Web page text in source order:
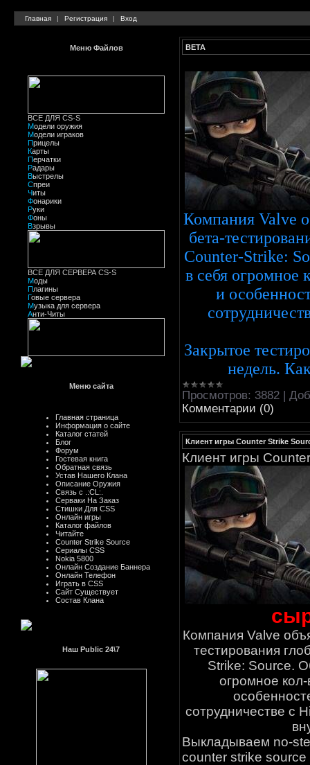
Главная | Регистрация | Вход
Меню Файлов
ВСЕ ДЛЯ CS-S
Модели оружия
Модели играков
Прицелы
Карты
Перчатки
Радары
Выстрелы
Cпреи
Читы
Фонарики
Руки
Фоны
Взрывы
ВСЕ ДЛЯ СЕРВЕРА CS-S
Моды
Плагины
Говые сервера
Музыка для сервера
Анти-Читы
Меню сайта
Главная страница
Информация о сайте
Каталог статей
Блог
Форум
Гостевая книга
Обратная связь
Устав Нашего Клана
Описание Оружия
Связь с .:CL:.
Серваки На Заказ
Стишки Для CSS
Онлайн игры
Каталог файлов
Читайте
Counter Strike Source
Сериалы CSS
Nokia 5800
Онлайн Создание Баннера
Онлайн Телефон
Играть в CSS
Сайт Существует
Состав Клана
Наш Public 24\7
BETA
Компания Valve
бета-
Counter-Strike:
в себя огромное
и
Закрытое
недель.
Просмотров: 3882 |
Комментарии (0)
Клиент игры Counter Strike
Клиент игры
Компания Valve
тестирования
Strike: Source.
огромное
сотрудничестве с
Выкладываем no-
counter strike source